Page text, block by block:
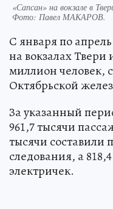
«Сапсан» на вокзале в
Фото: Павел МАКАРОВ.
С января по
на вокзалах Твери
миллион человек,
Октябрьской
За указанный
961,7 тысячи
тысячи составили
следования, а
электричек.